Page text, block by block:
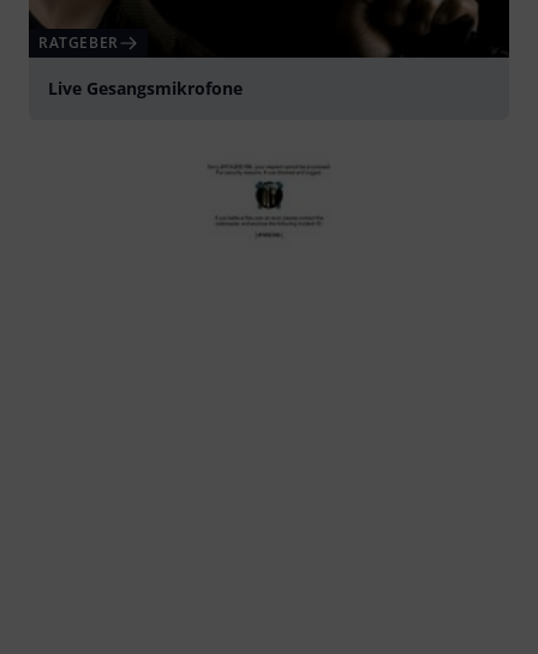
RATGEBER
Live Gesangsmikrofone